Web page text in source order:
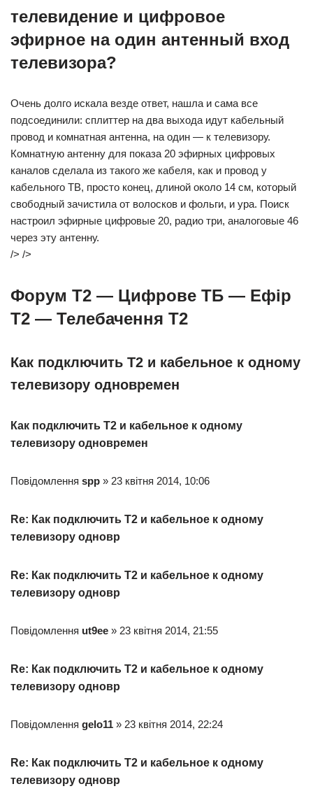
телевидение и цифровое
эфирное на один антенный вход
телевизора?
Очень долго искала везде ответ, нашла и сама все
подсоединили: сплиттер на два выхода идут кабельный
провод и комнатная антенна, на один — к телевизору.
Комнатную антенну для показа 20 эфирных цифровых
каналов сделала из такого же кабеля, как и провод у
кабельного ТВ, просто конец, длиной около 14 см, который
свободный зачистила от волосков и фольги, и ура. Поиск
настроил эфирные цифровые 20, радио три, аналоговые 46
через эту антенну.
/> />
Форум Т2 — Цифрове ТБ — Ефір
Т2 — Телебачення Т2
Как подключить Т2 и кабельное к одному
телевизору одновремен
Как подключить Т2 и кабельное к одному
телевизору одновремен
Повідомлення spp » 23 квітня 2014, 10:06
Re: Как подключить Т2 и кабельное к одному
телевизору одновр
Re: Как подключить Т2 и кабельное к одному
телевизору одновр
Повідомлення ut9ee » 23 квітня 2014, 21:55
Re: Как подключить Т2 и кабельное к одному
телевизору одновр
Повідомлення gelo11 » 23 квітня 2014, 22:24
Re: Как подключить Т2 и кабельное к одному
телевизору одновр